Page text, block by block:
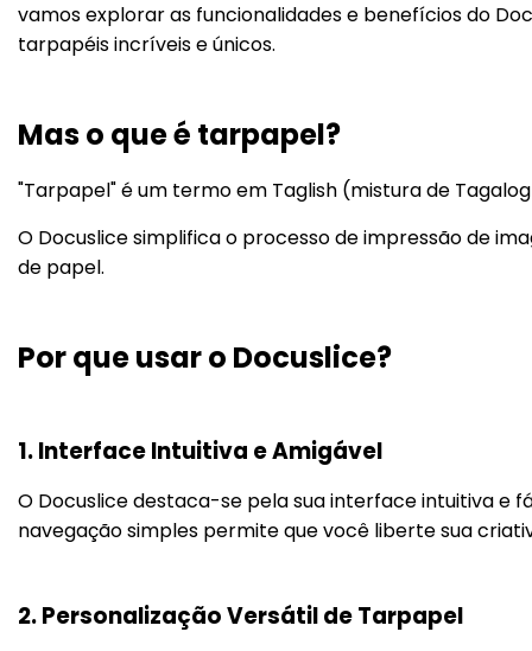
vamos explorar as funcionalidades e benefícios do
tarpapéis incríveis e únicos.
Mas o que é tarpapel?
"Tarpapel" é um termo em Taglish (mistura de
O Docuslice simplifica o processo de impressão de
de papel.
Por que usar o Docuslice?
1. Interface Intuitiva e Amigável
O Docuslice destaca-se pela sua interface intuitiva e
navegação simples permite que você liberte sua
2. Personalização Versátil de Tarpapel